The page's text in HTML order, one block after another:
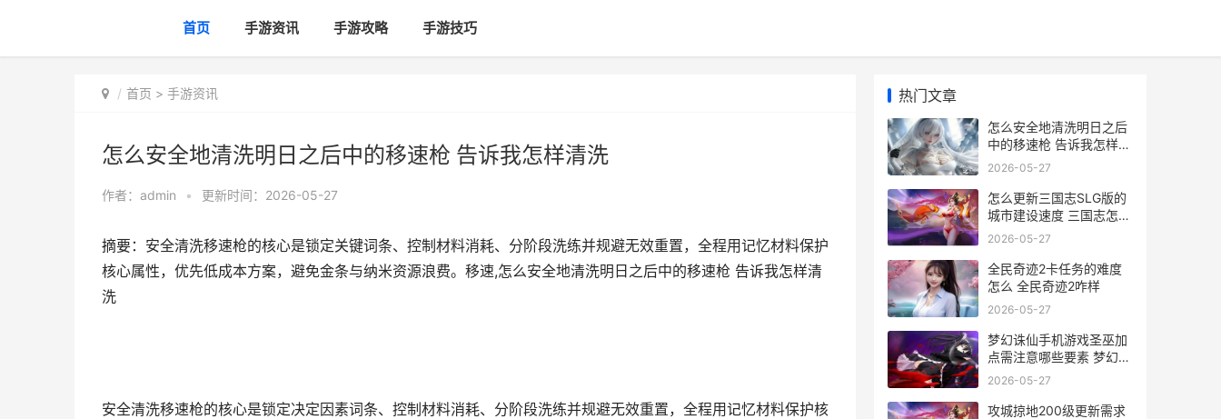
首页 手游资讯 手游攻略 手游技巧
首页 > 手游资讯
怎么安全地清洗明日之后中的移速枪 告诉我怎样清洗
作者： admin • 更新时间：2026-05-27
摘要：安全清洗移速枪的核心是锁定关键词条、控制材料消耗、分阶段洗练并规避无效重置，全程用记忆材料保护
核心属性，优先低成本方案，避免金条与纳米资源浪费。移速,怎么安全地清洗明日之后中的移速枪 告诉我怎样清
洗
安全清洗移速枪的核心是锁定决定因素词条、控制材料消耗、分阶段洗练并规避无效重置，全程用记忆材料保护核
热门文章
怎么安全地清洗明日之后
中的移速枪 告诉我怎样清
洗
2026-05-27
怎么更新三国志SLG版的
城市建设速度 三国志怎么
更名
2026-05-27
全民奇迹2卡任务的难度
怎么 全民奇迹2咋样
2026-05-27
梦幻诛仙手机游戏圣巫加
点需注意哪些要素 梦幻诛
仙手机版
2026-05-27
攻城掠地200级更新需求